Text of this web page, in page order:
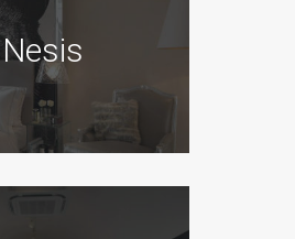
Nesis